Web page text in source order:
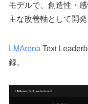
モデルで、創造性・
主な改善軸として開発
LMArena Text
録。